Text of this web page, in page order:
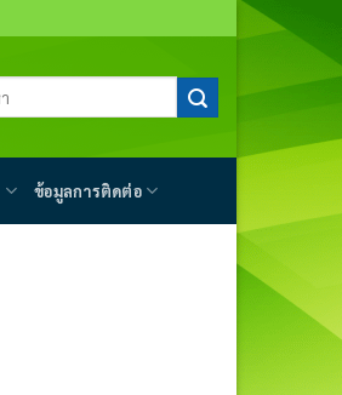
ข้อมูลการติดต่อ